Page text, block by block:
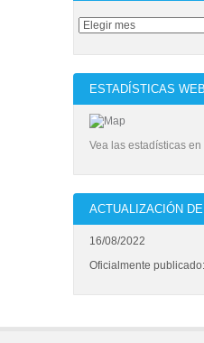
ESTADÍSTICAS
Vea las estadísticas en
ACTUALIZACIÓN
16/08/2022
Oficialmente